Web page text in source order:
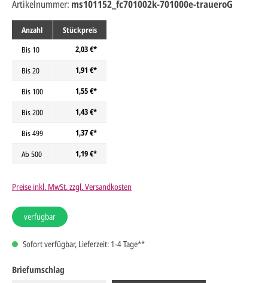
Anzahl
Stückpreis
Bis 10
2,03 €*
Bis20
1,91 €*
Bis 100
1,55 €*
Bis200
1,43 €*
Bis499
1,37 €*
Ab 500 1,19 €*
Preise inkl. MwSt. zzgl. Versandkosten
verfügbar
Sofort verfügbar, Lieferzeit: 1-4 Tage**
Briefumschlag
Artikelnummer: ms101152_fc701002k-701000e-traueroG